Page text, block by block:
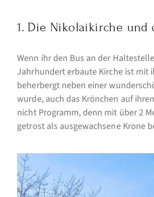
1. Die Nikolaikirche und
Wenn ihr den Bus an der
Jahrhundert erbaute Kirche ist mit
beherbergt neben einer
wurde, auch das Krönchen auf
nicht Programm, denn mit über 2
getrost als ausgewachsene Krone